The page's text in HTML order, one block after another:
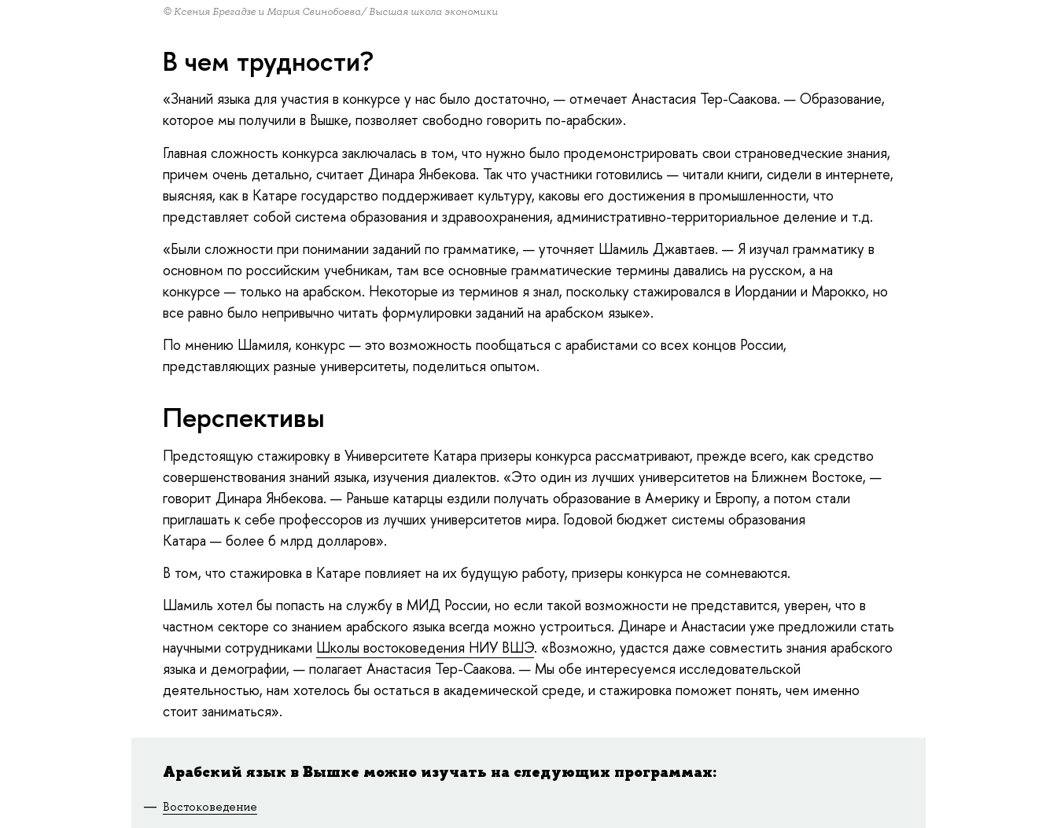
© Ксения Брегадзе и Мария Свинобоева/ Высшая школа экономики
В чем трудности?
«Знаний языка для участия в конкурсе у нас было достаточно, — отмечает Анастасия Тер-Саакова. — Образование,
которое мы получили в Вышке, позволяет свободно говорить по-арабски».
Главная сложность конкурса заключалась в том, что нужно было продемонстрировать свои страноведческие знания,
причем очень детально, считает Динара Янбекова. Так что участники готовились — читали книги, сидели в интернете,
выясняя, как в Катаре государство поддерживает культуру, каковы его достижения в промышленности, что
представляет собой система образования и здравоохранения, административно-территориальное деление и т.д.
«Были сложности при понимании заданий по грамматике, — уточняет Шамиль Джавтаев. — Я изучал грамматику в
основном по российским учебникам, там все основные грамматические термины давались на русском, а на
конкурсе — только на арабском. Некоторые из терминов я знал, поскольку стажировался в Иордании и Марокко, но
все равно было непривычно читать формулировки заданий на арабском языке».
По мнению Шамиля, конкурс — это возможность пообщаться с арабистами со всех концов России,
представляющих разные университеты, поделиться опытом.
Перспективы
Предстоящую стажировку в Университете Катара призеры конкурса рассматривают, прежде всего, как средство
совершенствования знаний языка, изучения диалектов. «Это один из лучших университетов на Ближнем Востоке, —
говорит Динара Янбекова. — Раньше катарцы ездили получать образование в Америку и Европу, а потом стали
приглашать к себе профессоров из лучших университетов мира. Годовой бюджет системы образования
Катара — более 6 млрд долларов».
В том, что стажировка в Катаре повлияет на их будущую работу, призеры конкурса не сомневаются.
Шамиль хотел бы попасть на службу в МИД России, но если такой возможности не представится, уверен, что в
частном секторе со знанием арабского языка всегда можно устроиться. Динаре и Анастасии уже предложили стать
научными сотрудниками Школы востоковедения НИУ ВШЭ. «Возможно, удастся даже совместить знания арабского
языка и демографии, — полагает Анастасия Тер-Саакова. — Мы обе интересуемся исследовательской
деятельностью, нам хотелось бы остаться в академической среде, и стажировка поможет понять, чем именно
стоит заниматься».
Арабский язык в Вышке можно изучать на следующих программах:
Востоковедение